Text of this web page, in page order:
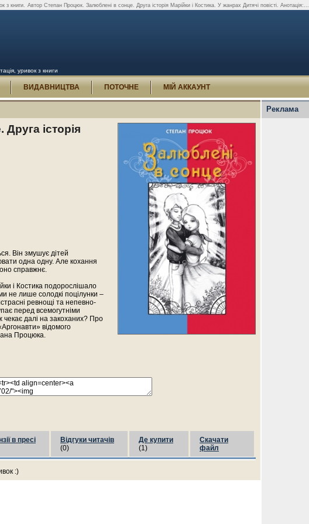
з книги. Автор Степан Процюк. Залюблені в сонце. Друга історія Марійки і Костика. У жанрах Дитячі повісті. Анотація:...
уривок з книги
ВИДАВНИЦТВА ПОТОЧНЕ МІЙ АККАУНТ
історія
Він змушує дітей
одна одну. Але кохання
справжнє.
і Костика подорослішало
не лише солодкі поцілунки –
ревнощі та непевно-
перед всемогутніми
далі на закоханих? Про
відомого
Процюка.
в пресі
Відгуки читачів
(0)
Де купити
(1)
Скачати
файл
:)
Реклама